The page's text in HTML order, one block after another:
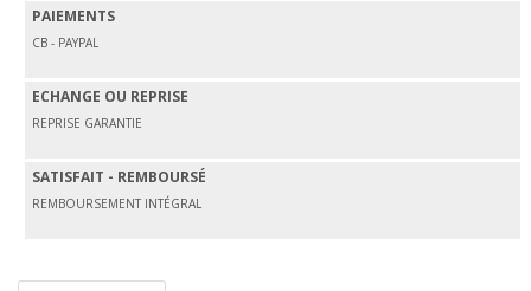
PAIEMENTS
CB - PAYPAL
ECHANGE OU REPRISE
REPRISE GARANTIE
SATISFAIT - REMBOURSÉ
REMBOURSEMENT INTÉGRAL